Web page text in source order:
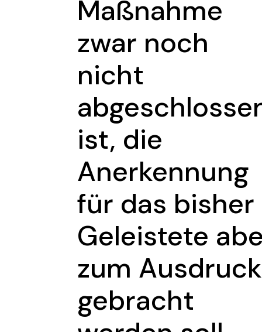
Maßnahme
zwar noch
nicht
ist, die
Anerkennung
für das bisher
Geleistete
zum Ausdruck
gebracht